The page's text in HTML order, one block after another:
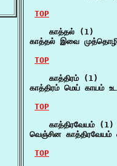
TOP
    காத்தல் (1)
காத்தல் இவை
TOP
    காத்திரம் (1)
காத்திரம் மெய் காயம்
TOP
    காத்திரவேயம் (1)
வெஞ்சின
TOP